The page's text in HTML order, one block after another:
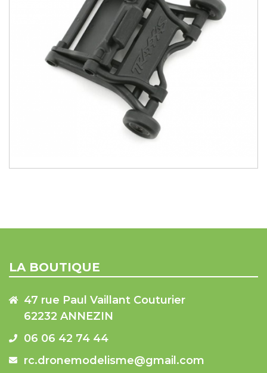
LA BOUTIQUE
47 rue Paul Vaillant Couturier
62232 ANNEZIN
06 06 42 74 44
rc.dronemodelisme@gmail.com